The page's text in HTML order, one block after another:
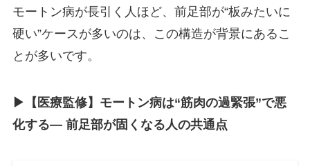
モートン病が長引く人ほど、前足部が“板みたいに
硬い”ケースが多いのは、この構造が背景にあるこ
とが多いです。
▶︎【医療監修】モートン病は“筋肉の過緊張”で悪
化する― 前足部が固くなる人の共通点